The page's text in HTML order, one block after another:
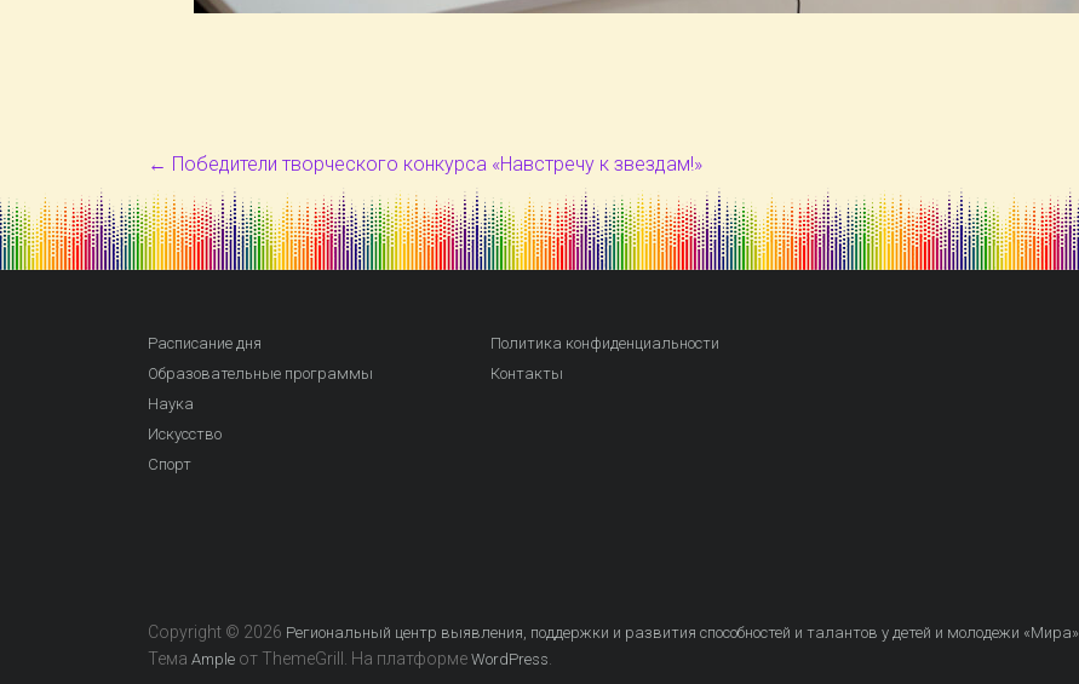
← Победители творческого конкурса «Навстречу к звездам!»
Расписание дня
Образовательные программы
Наука
Искусство
Спорт
Политика конфиденциальности
Контакты
Copyright © 2026 Региональный центр выявления, поддержки и развития способностей и талантов у детей и молодежи «Мира»
Тема Ample от ThemeGrill. На платформе WordPress